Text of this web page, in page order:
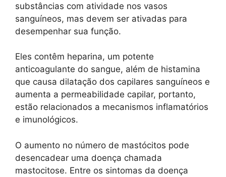
substâncias com atividade nos vasos
sanguíneos, mas devem ser ativadas para
desempenhar sua função.
Eles contêm heparina, um potente
anticoagulante do sangue, além de histamina
que causa dilatação dos capilares sanguíneos e
aumenta a permeabilidade capilar, portanto,
estão relacionados a mecanismos inflamatórios
e imunológicos.
O aumento no número de mastócitos pode
desencadear uma doença chamada
mastocitose. Entre os sintomas da doença